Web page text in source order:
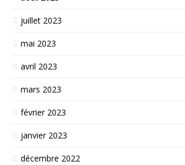
juillet 2023
mai 2023
avril 2023
mars 2023
février 2023
janvier 2023
décembre 2022